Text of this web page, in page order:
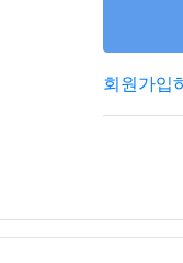
회원가입